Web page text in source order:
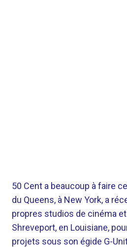
50 Cent a beaucoup à faire
du Queens, à New York, a
propres studios de cinéma
Shreveport, en Louisiane,
projets sous son égide G-